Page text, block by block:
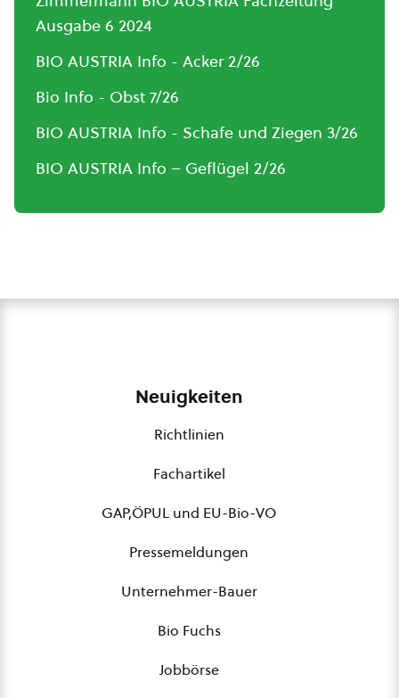
Ausgabe 6 2024
BIO AUSTRIA Info - Acker 2/26
Bio Info - Obst 7/26
BIO AUSTRIA Info - Schafe und Ziegen 3/26
BIO AUSTRIA Info – Geflügel 2/26
Neuigkeiten
Richtlinien
Fachartikel
GAP,ÖPUL und EU-Bio-VO
Pressemeldungen
Unternehmer-Bauer
Bio Fuchs
Jobbörse